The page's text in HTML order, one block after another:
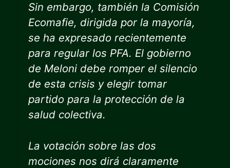
Sin embargo, también la Comisión
Ecomafie, dirigida por la mayoría,
se ha expresado recientemente
para regular los PFA. El gobierno
de Meloni debe romper el silencio
de esta crisis y elegir tomar
partido para la protección de la
salud colectiva.
La votación sobre las dos
mociones nos dirá claramente